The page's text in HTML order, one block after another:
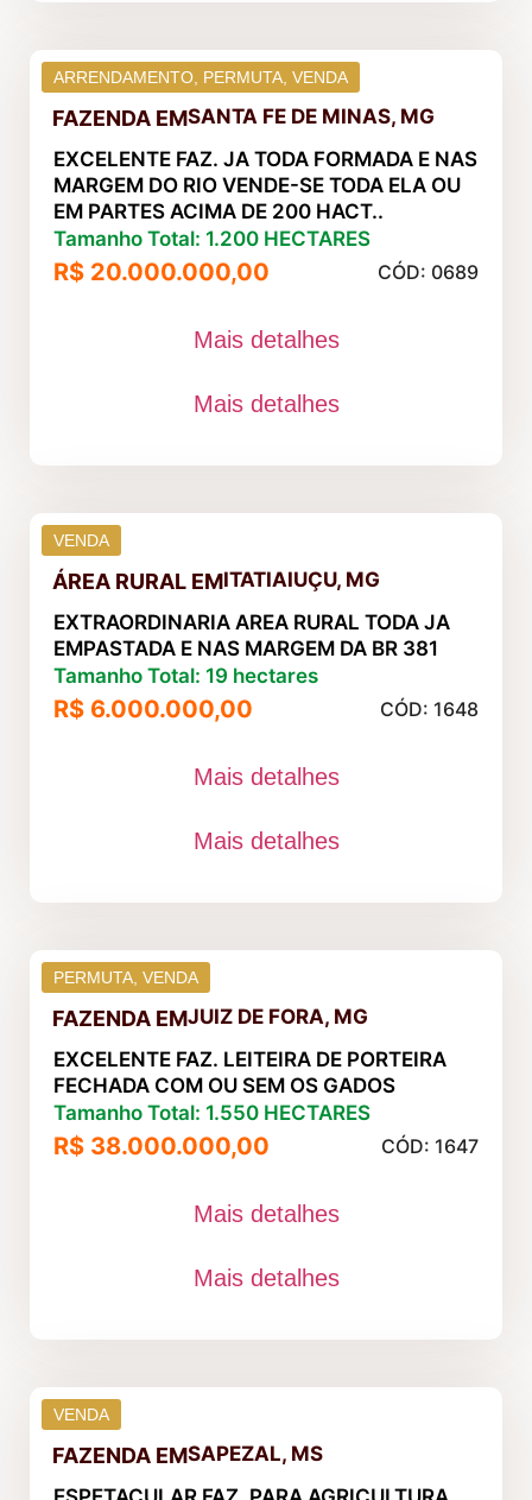
FAZENDA EMSANTA FE DE MINAS, MG
EXCELENTE FAZ. JA TODA FORMADA E NAS
MARGEM DO RIO VENDE-SE TODA ELA OU
EM PARTES ACIMA DE 200 HACT..
Tamanho Total: 1.200 HECTARES
ARRENDAMENTO PERMUTA VENDA
R$ 20.000.000,00 CÓD: 0689
Mais detalhes
Mais detalhes
ÁREA RURAL EMITATIAIUÇU, MG
EXTRAORDINARIA AREA RURAL TODA JA
EMPASTADA E NAS MARGEM DA BR 381
Tamanho Total: 19 hectares
VENDA
R$ 6.000.000,00 CÓD: 1648
Mais detalhes
Mais detalhes
FAZENDA EMJUIZ DE FORA, MG
EXCELENTE FAZ. LEITEIRA DE PORTEIRA
FECHADA COM OU SEM OS GADOS
Tamanho Total: 1.550 HECTARES
PERMUTA VENDA
R$ 38.000.000,00 CÓD: 1647
Mais detalhes
Mais detalhes
FAZENDA EMSAPEZAL, MS
VENDA